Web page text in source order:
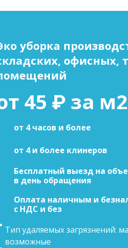
уборка
офисных,
45 ₽ за м2
от 4 часов и более
от 4 и более клинеров
Бесплатный выезд на
в день обращения
Оплата наличным и
с НДС и без
Тип удаляемых загрязнений:
возможные